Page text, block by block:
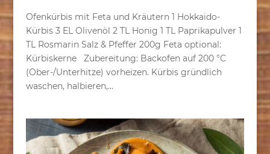
Ofenkürbis mit Feta und Kräutern 1 Hokkaido-
Kürbis 3 EL Olivenöl 2 TL Honig 1 TL Paprikapulver 1
TL Rosmarin Salz & Pfeffer 200g Feta optional:
Kürbiskerne Zubereitung: Backofen auf 200 °C
(Ober-/Unterhitze) vorheizen. Kürbis gründlich
waschen, halbieren,...